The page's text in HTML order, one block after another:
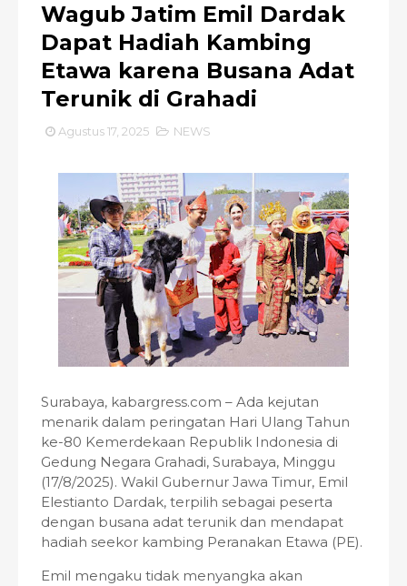
Wagub Jatim Emil Dardak
Dapat Hadiah Kambing
Etawa karena Busana Adat
Terunik di Grahadi
Agustus 17, 2025 NEWS
Surabaya, kabargress.com – Ada kejutan
menarik dalam peringatan Hari Ulang Tahun
ke-80 Kemerdekaan Republik Indonesia di
Gedung Negara Grahadi, Surabaya, Minggu
(17/8/2025). Wakil Gubernur Jawa Timur, Emil
Elestianto Dardak, terpilih sebagai peserta
dengan busana adat terunik dan mendapat
hadiah seekor kambing Peranakan Etawa (PE).
Emil mengaku tidak menyangka akan